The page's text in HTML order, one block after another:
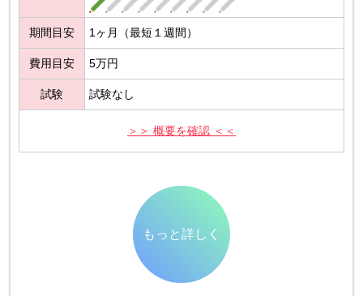
期間目安 1ヶ月（最短１週間）
費用目安 5万円
試験 試験なし
＞＞ 概要を確認 ＜＜
もっと詳しく